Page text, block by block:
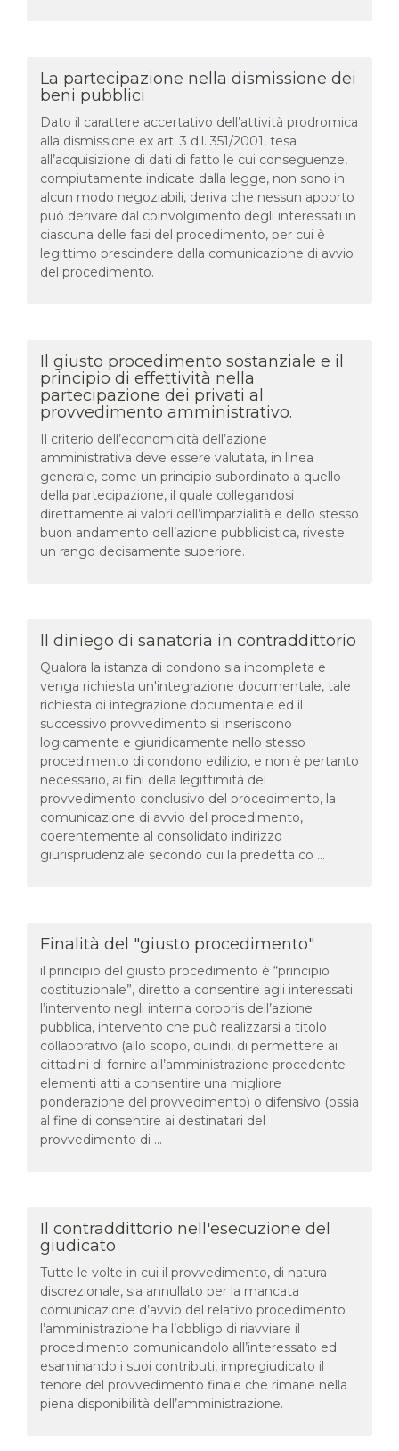
La partecipazione nella dismissione dei
beni pubblici
Dato il carattere accertativo dell’attività prodromica
alla dismissione ex art. 3 d.l. 351/2001, tesa
all’acquisizione di dati di fatto le cui conseguenze,
compiutamente indicate dalla legge, non sono in
alcun modo negoziabili, deriva che nessun apporto
può derivare dal coinvolgimento degli interessati in
ciascuna delle fasi del procedimento, per cui è
legittimo prescindere dalla comunicazione di avvio
del procedimento.
Il giusto procedimento sostanziale e il
principio di effettività nella
partecipazione dei privati al
provvedimento amministrativo.
Il criterio dell’economicità dell’azione
amministrativa deve essere valutata, in linea
generale, come un principio subordinato a quello
della partecipazione, il quale collegandosi
direttamente ai valori dell’imparzialità e dello stesso
buon andamento dell’azione pubblicistica, riveste
un rango decisamente superiore.
Il diniego di sanatoria in contraddittorio
Qualora la istanza di condono sia incompleta e
venga richiesta un'integrazione documentale, tale
richiesta di integrazione documentale ed il
successivo provvedimento si inseriscono
logicamente e giuridicamente nello stesso
procedimento di condono edilizio, e non è pertanto
necessario, ai fini della legittimità del
provvedimento conclusivo del procedimento, la
comunicazione di avvio del procedimento,
coerentemente al consolidato indirizzo
giurisprudenziale secondo cui la predetta co ...
Finalità del "giusto procedimento"
il principio del giusto procedimento è “principio
costituzionale”, diretto a consentire agli interessati
l’intervento negli interna corporis dell’azione
pubblica, intervento che può realizzarsi a titolo
collaborativo (allo scopo, quindi, di permettere ai
cittadini di fornire all’amministrazione procedente
elementi atti a consentire una migliore
ponderazione del provvedimento) o difensivo (ossia
al fine di consentire ai destinatari del
provvedimento di ...
Il contraddittorio nell'esecuzione del
giudicato
Tutte le volte in cui il provvedimento, di natura
discrezionale, sia annullato per la mancata
comunicazione d’avvio del relativo procedimento
l’amministrazione ha l’obbligo di riavviare il
procedimento comunicandolo all’interessato ed
esaminando i suoi contributi, impregiudicato il
tenore del provvedimento finale che rimane nella
piena disponibilità dell’amministrazione.